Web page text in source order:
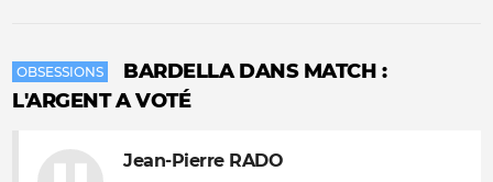
OBSESSIONS
BARDELLA DANS MATCH :
L'ARGENT A VOTÉ
Jean-Pierre RADO